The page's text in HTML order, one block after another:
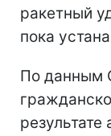
ракетный
пока
По данным